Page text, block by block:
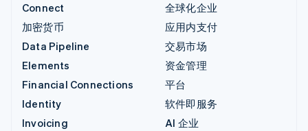
Connect
加密货币
Data Pipeline
Elements
Financial Connections
Identity
Invoicing
全球化企业
应用内支付
交易市场
资金管理
平台
软件即服务
AI 企业